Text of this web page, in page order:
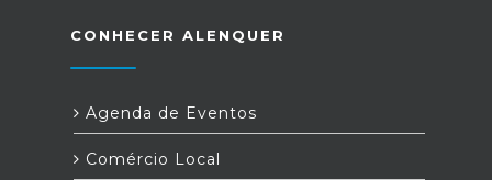
CONHECER ALENQUER
Agenda de Eventos
Comércio Local